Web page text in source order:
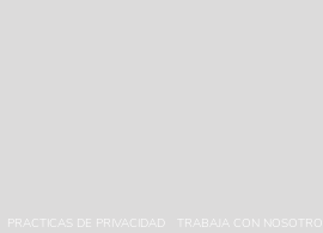
PRACTICAS DE PRIVACIDAD TRABAJA CON NOSOTROS